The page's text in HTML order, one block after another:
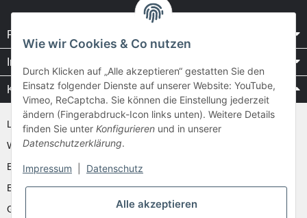
Rechtliches
Informationen
Kataloge / Videos
Layher Videos und Downloads
WAKÜ
Ernst
Euroline
Günzburger
Wie wir Cookies & Co nutzen
Durch Klicken auf „Alle akzeptieren“ gestatten Sie den
Einsatz folgender Dienste auf unserer Website: YouTube,
Vimeo, ReCaptcha. Sie können die Einstellung jederzeit
ändern (Fingerabdruck-Icon links unten). Weitere Details
finden Sie unter Konfigurieren und in unserer
Datenschutzerklärung.
Impressum Datenschutz
Alle akzeptieren